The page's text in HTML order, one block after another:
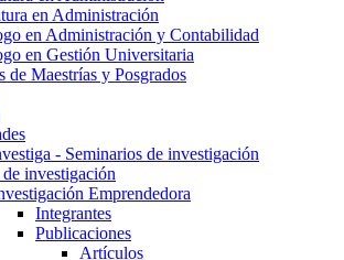
en Administración
en Administración y Contabilidad
en Gestión Universitaria
de Maestrías y Posgrados
- Seminarios de investigación
investigación
Emprendedora
Integrantes
Publicaciones
Artículos